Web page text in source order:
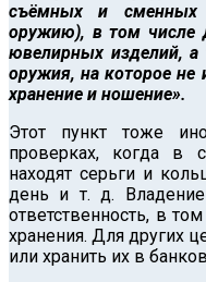
съёмных и сменных
оружию), в том числе
ювелирных изделий, а
оружия, на которое не
хранение и ношение».
Этот пункт тоже
проверках, когда в
находят серьги и
день и т. д.
ответственность, в
хранения. Для других
или хранить их в